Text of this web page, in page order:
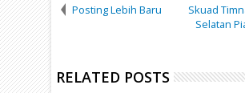
Posting Lebih Baru
Skuad
Selatan
RELATED POSTS